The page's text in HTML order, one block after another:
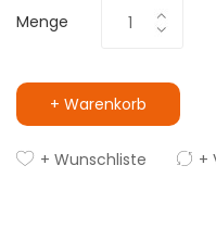
Menge
+ Warenkorb
+ Wunschliste +